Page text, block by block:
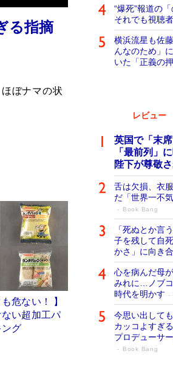
る指摘
ぼナマの状
危ない！ 】
ない超加工パ
ング
“爆死”報道の
それでも視聴
横浜流星も佐
んなのため」
いた「正義の
レビュー
英国で「末
「最前列」
陛下が尊敬
舌は欠損、衣
だ「世界一不
Book Bang
「死ぬとか言
子を残して自
かさ」に向き
心を病んだ母
みれに…ノブ
時代を明かす
今思い出して
カッコよすぎ
プロデューサ
Book Bang